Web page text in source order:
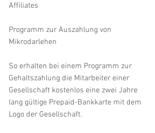
Affiliates
Programm zur Auszahlung von
Mikrodarlehen
So erhalten bei einem Programm zur
Gehaltszahlung die Mitarbeiter einer
Gesellschaft kostenlos eine zwei Jahre
lang gültige Prepaid-Bankkarte mit dem
Logo der Gesellschaft.